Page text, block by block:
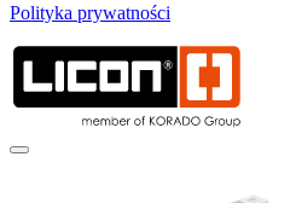
Polityka prywatności